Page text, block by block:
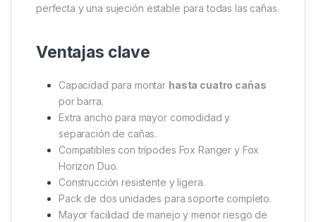
perfecta y una sujeción estable para todas las cañas.
Ventajas clave
Capacidad para montar hasta cuatro cañas
por barra.
Extra ancho para mayor comodidad y
separación de cañas.
Compatibles con trípodes Fox Ranger y Fox
Horizon Duo.
Construcción resistente y ligera.
Pack de dos unidades para soporte completo.
Mayor facilidad de manejo y menor riesgo de